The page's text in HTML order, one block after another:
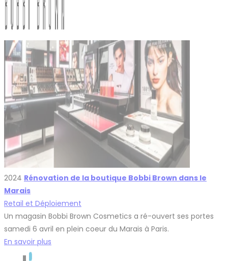
2024 Rénovation de la boutique Bobbi Brown dans le
Marais
Retail et Déploiement
Un magasin Bobbi Brown Cosmetics a ré-ouvert ses portes
samedi 6 avril en plein coeur du Marais à Paris.
En savoir plus